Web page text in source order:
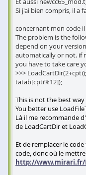
Si j'ai bien compris, il a
concernant mon code
The problem is the
depend on your
automatically or not. if
you have to take care
>>>
tatab[cpti%12]);
This is not the best
You better use
Là il me recommande
de LoadCartDir et
Et de remplacer le
code, donc où le mettre
http://www.mirari.fr/